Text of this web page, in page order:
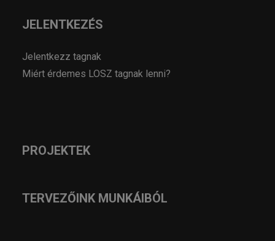
JELENTKEZÉS
Jelentkezz tagnak
Miért érdemes LOSZ tagnak lenni?
PROJEKTEK
TERVEZŐINK MUNKÁIBÓL